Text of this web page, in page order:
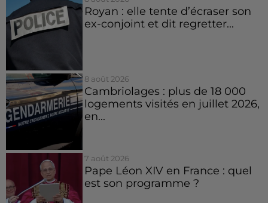
Royan : elle tente d’écraser son
ex-conjoint et dit regretter...
8 août 2026
Cambriolages : plus de 18 000
logements visités en juillet 2026,
en...
7 août 2026
Pape Léon XIV en France : quel
est son programme ?